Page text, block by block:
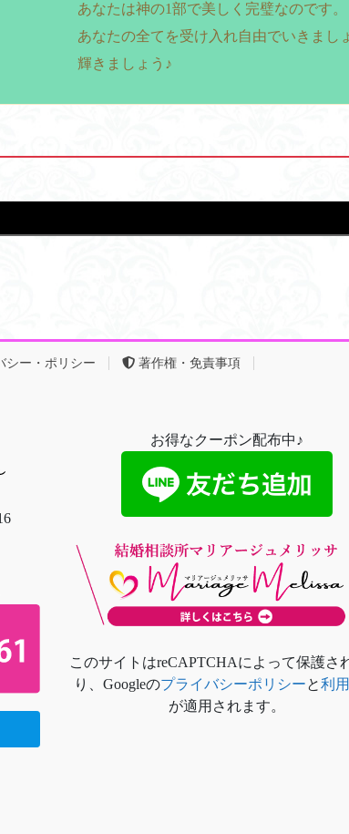
あなたは神の1部で美しく完璧なのです。
あなたの全てを受け入れ自由でいきまし
輝きましょう♪
シー・ポリシー 著作権・免責事項
お得なクーポン配布中♪
このサイトはreCAPTCHAによって保護さ
り、Googleのプライバシーポリシーと利
が適用されます。